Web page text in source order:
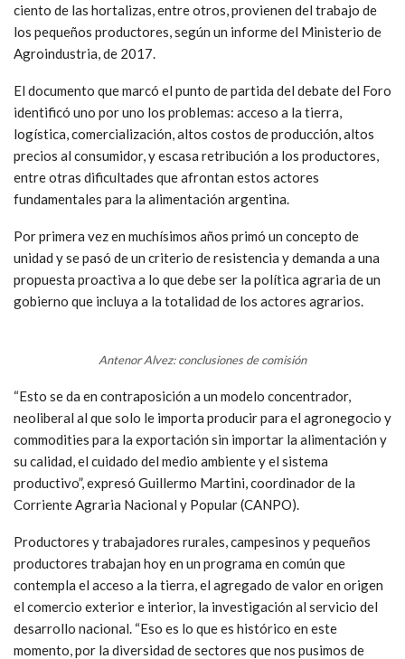
ciento de las hortalizas, entre otros, provienen del trabajo de
los pequeños productores, según un informe del Ministerio de
Agroindustria, de 2017.
El documento que marcó el punto de partida del debate del Foro
identificó uno por uno los problemas: acceso a la tierra,
logística, comercialización, altos costos de producción, altos
precios al consumidor, y escasa retribución a los productores,
entre otras dificultades que afrontan estos actores
fundamentales para la alimentación argentina.
Por primera vez en muchísimos años primó un concepto de
unidad y se pasó de un criterio de resistencia y demanda a una
propuesta proactiva a lo que debe ser la política agraria de un
gobierno que incluya a la totalidad de los actores agrarios.
Antenor Alvez: conclusiones de comisión
“Esto se da en contraposición a un modelo concentrador,
neoliberal al que solo le importa producir para el agronegocio y
commodities para la exportación sin importar la alimentación y
su calidad, el cuidado del medio ambiente y el sistema
productivo”, expresó Guillermo Martini, coordinador de la
Corriente Agraria Nacional y Popular (CANPO).
Productores y trabajadores rurales, campesinos y pequeños
productores trabajan hoy en un programa en común que
contempla el acceso a la tierra, el agregado de valor en origen
el comercio exterior e interior, la investigación al servicio del
desarrollo nacional. “Eso es lo que es histórico en este
momento, por la diversidad de sectores que nos pusimos de